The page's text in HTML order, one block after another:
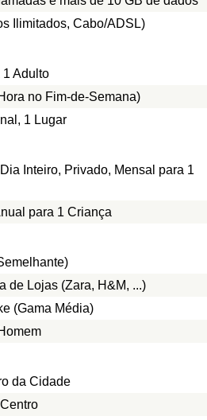
Ilimitados, Cabo/ADSL)
Adulto
no Fim-de-Semana)
1 Lugar
Inteiro, Privado, Mensal para 1
para 1 Criança
de Lojas (Zara, H&M, ...)
(Gama Média)
da Cidade